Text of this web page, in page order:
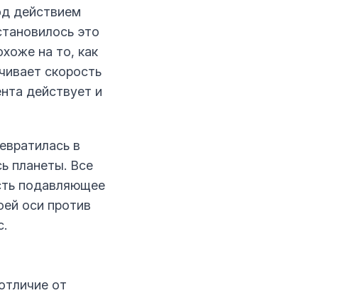
действием
это
на то, как
скорость
действует и
в
планеты. Все
подавляющее
оси против
от